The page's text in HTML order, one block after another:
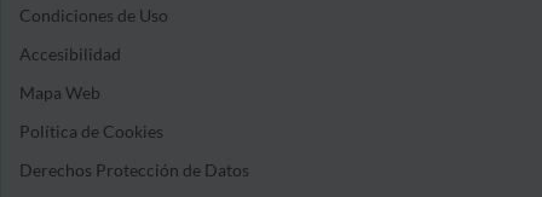
Condiciones de Uso
Accesibilidad
Mapa Web
Política de Cookies
Derechos Protección de Datos